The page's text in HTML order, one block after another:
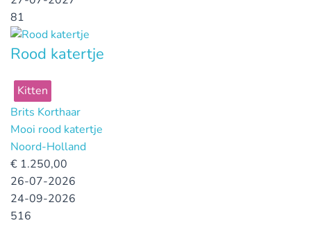
81
Rood katertje
Kitten
Brits Korthaar
Mooi rood katertje
Noord-Holland
€ 1.250,00
26-07-2026
24-09-2026
516